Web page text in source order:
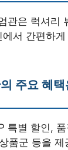
관은 럭셔리
서 간편하
주요 혜
특별 할인,
품군 등을 제